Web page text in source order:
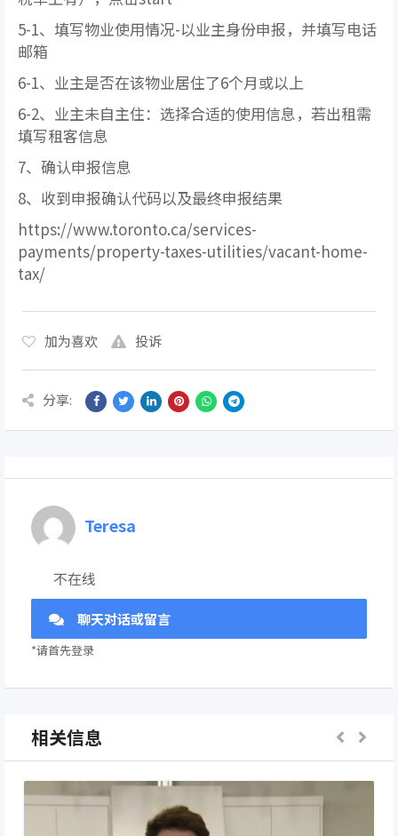
5-1、填写物业使用情况-以业主身份申报，并填写电话
邮箱
6-1、业主是否在该物业居住了6个月或以上
6-2、业主未自主住：选择合适的使用信息，若出租需
填写租客信息
7、确认申报信息
8、收到申报确认代码以及最终申报结果
https://www.toronto.ca/services-
payments/property-taxes-utilities/vacant-home-
tax/
加为喜欢 投诉
分享:
Teresa
不在线
聊天对话或留言
*请首先登录
相关信息